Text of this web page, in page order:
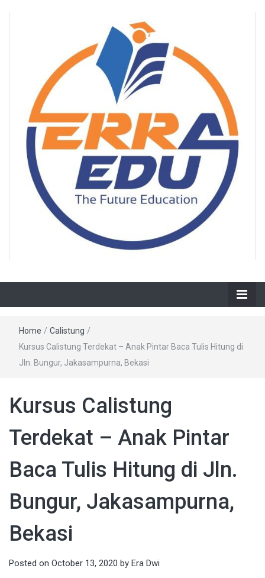
Home / Calistung /
Kursus Calistung Terdekat – Anak Pintar Baca Tulis Hitung di
Jln. Bungur, Jakasampurna, Bekasi
Kursus Calistung
Terdekat – Anak Pintar
Baca Tulis Hitung di Jln.
Bungur, Jakasampurna,
Bekasi
Posted on October 13, 2020 by Era Dwi